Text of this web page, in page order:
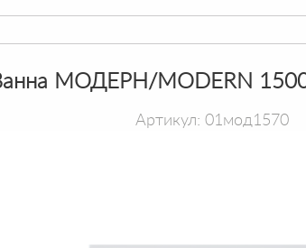
МОДЕРН/MODERN
Артикул: 01мод1570